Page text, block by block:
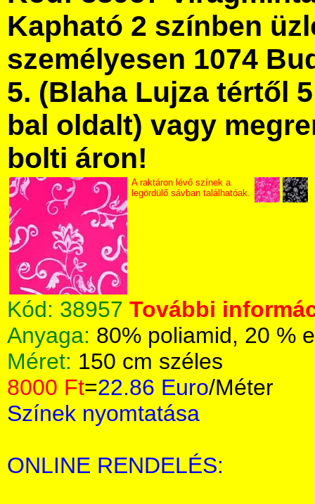
Kapható 2 színben
személyesen 1074
5. (Blaha Lujza tértől
bal oldalt) vagy
bolti áron!
A raktáron lévő színek a
legördülő sávban találhatóak.
Kód: 38957 További
Anyaga: 80% poliamid, 20 %
Méret: 150 cm széles
8000 Ft=22.86 Euro/Méter
Színek nyomtatása
ONLINE RENDELÉS: